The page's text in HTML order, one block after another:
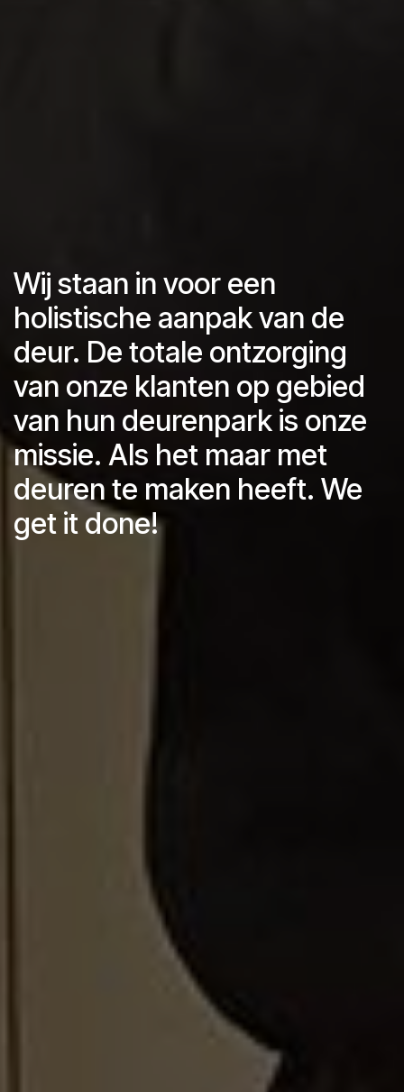
Wij staan in voor een
holistische aanpak van de
deur. De totale ontzorging
van onze klanten op gebied
van hun deurenpark is onze
missie. Als het maar met
deuren te maken heeft. We
get it done!